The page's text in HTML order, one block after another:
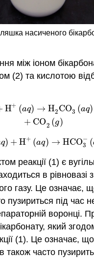
насиченого
між іоном
(2) та кислотою
H+ (aq) → H2CO3 (aq)
+ CO2 (g)
H+(aq)→ H2 CO3(aq)⇌H
q) + H+ (aq) → HCO−
3 (
(aq )+H +(aq )→ HCO3−
реакції (1) є
в рівновазі
газу. Це означає,
пузириться під час
воронці.
який
(1). Це означає,
також часто